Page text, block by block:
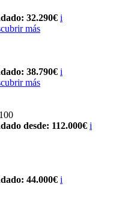
32.290€ i
más
38.790€ i
más
desde: 112.000€ i
44.000€ i